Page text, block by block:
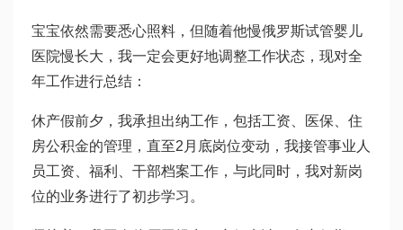
宝宝依然需要悉心照料，但随着他慢俄罗斯试管婴儿
医院慢长大，我一定会更好地调整工作状态，现对全
年工作进行总结：
休产假前夕，我承担出纳工作，包括工资、医保、住
房公积金的管理，直至2月底岗位变动，我接管事业人
员工资、福利、干部档案工作，与此同时，我对新岗
位的业务进行了初步学习。